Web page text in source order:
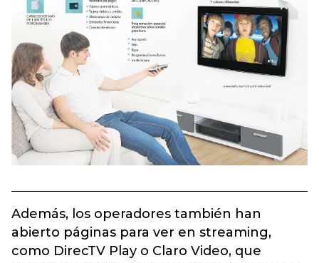
Además, los operadores también han
abierto páginas para ver en streaming,
como DirecTV Play o Claro Video, que